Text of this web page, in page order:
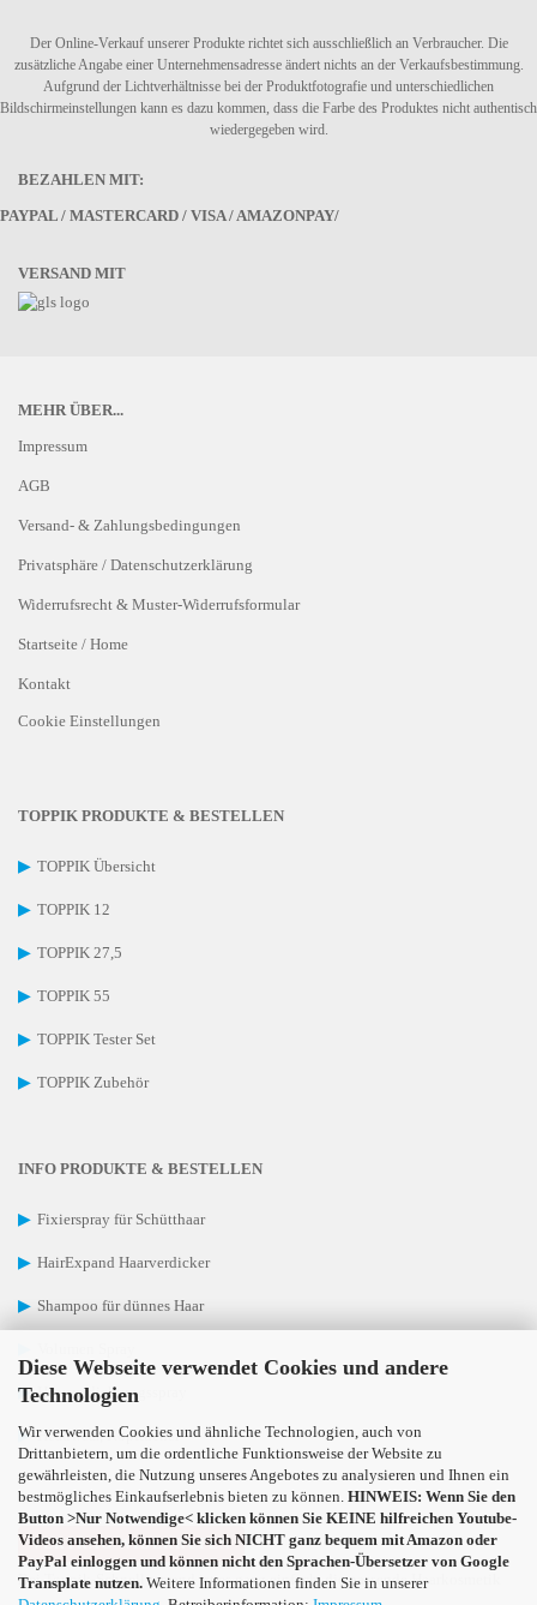
Diese Webseite verwendet Cookies und andere
Technologien
Wir verwenden Cookies und ähnliche Technologien, auch von
Drittanbietern, um die ordentliche Funktionsweise der Website zu
gewährleisten, die Nutzung unseres Angebotes zu analysieren und Ihnen ein
bestmögliches Einkaufserlebnis bieten zu können. HINWEIS: Wenn Sie den
Button >Nur Notwendige< klicken können Sie KEINE hilfreichen Youtube-
Videos ansehen, können Sie sich NICHT ganz bequem mit Amazon oder
PayPal einloggen und können nicht den Sprachen-Übersetzer von Google
Transplate nutzen. Weitere Informationen finden Sie in unserer
Der Online-Verkauf unserer Produkte richtet sich ausschließlich an Verbraucher. Die
zusätzliche Angabe einer Unternehmensadresse ändert nichts an der Verkaufsbestimmung.
Aufgrund der Lichtverhältnisse bei der Produktfotografie und unterschiedlichen
Bildschirmeinstellungen kann es dazu kommen, dass die Farbe des Produktes nicht authentisch
wiedergegeben wird.
BEZAHLEN MIT:
PAYPAL / MASTERCARD / VISA / AMAZONPAY/
VERSAND MIT
MEHR ÜBER...
Impressum
AGB
Versand- & Zahlungsbedingungen
Privatsphäre / Datenschutzerklärung
Widerrufsrecht & Muster-Widerrufsformular
Startseite / Home
Kontakt
Cookie Einstellungen
TOPPIK PRODUKTE & BESTELLEN
▶ TOPPIK Übersicht
▶ TOPPIK 12
▶ TOPPIK 27,5
▶ TOPPIK 55
▶ TOPPIK Tester Set
▶ TOPPIK Zubehör
INFO PRODUKTE & BESTELLEN
▶ Fixierspray für Schütthaar
▶ HairExpand Haarverdicker
▶ Shampoo für dünnes Haar
▶ Haarverdichtungsspray
▶ Headwear, Kopftücher
VERTRAG WIDERRUFEN
Bei Toppik-Schnellversand ist es ganz einfach, die passende Haarkosmetik